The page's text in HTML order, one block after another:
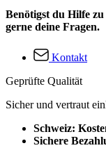
Benötigst du Hilfe
gerne deine Fragen.
Kontakt
Geprüfte Qualität
Sicher und vertraut
Schweiz:
Sichere